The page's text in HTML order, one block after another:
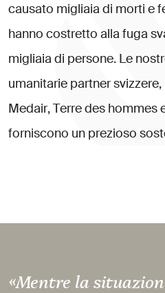
causato migliaia di morti ef
hanno costretto alla fuga sv
migliaia di persone. Le nostr
umanitarie partnersvizzere,
Medair,Terredes hommes
forniscono un prezioso sost
«Mentre la